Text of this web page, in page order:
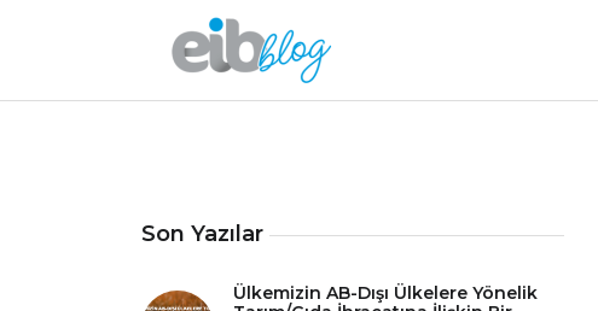
Son Yazılar
Ülkemizin AB-Dışı Ülkelere Yönelik